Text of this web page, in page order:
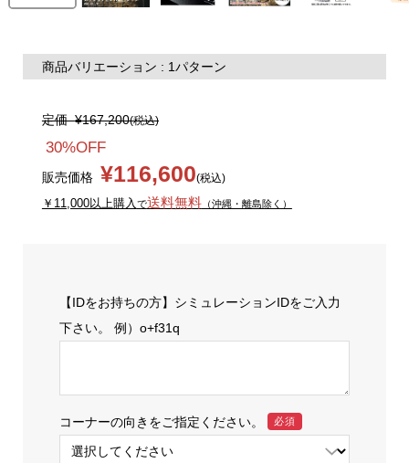
商品バリエーション : 1パターン
定価¥167,200(税込)
30%OFF
販売価格 ¥116,600(税込)
￥11,000以上購入 で送料無料（沖縄・離島除く）
【IDをお持ちの方】シミュレーションIDをご入力
下さい。 例）o+f31q
コーナーの向きをご指定ください。 必須